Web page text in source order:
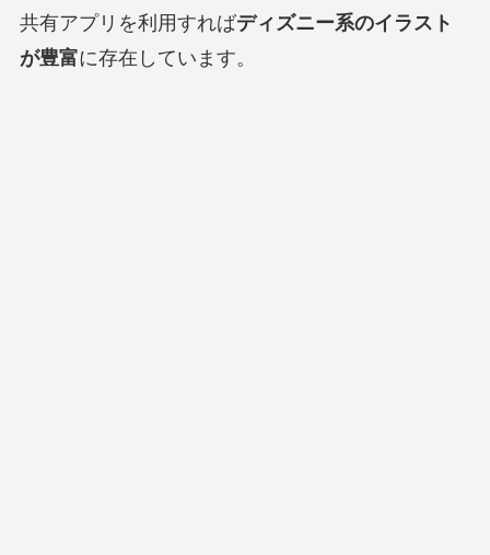
共有アプリを利用すればディズニー系のイラスト
が豊富に存在しています。